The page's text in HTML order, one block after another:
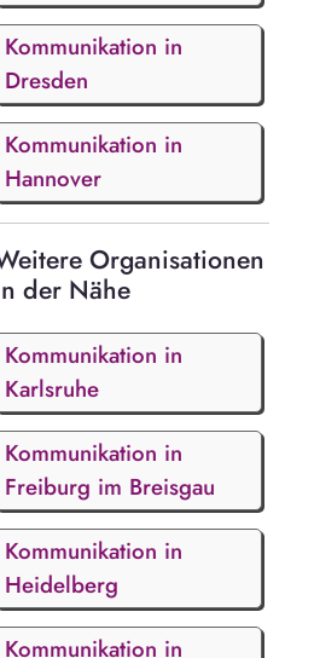
Kommunikation in
Dresden
Kommunikation in
Hannover
Organisationen
der Nähe
Kommunikation in
Karlsruhe
Kommunikation in
Freiburg im Breisgau
Kommunikation in
Heidelberg
Kommunikation in